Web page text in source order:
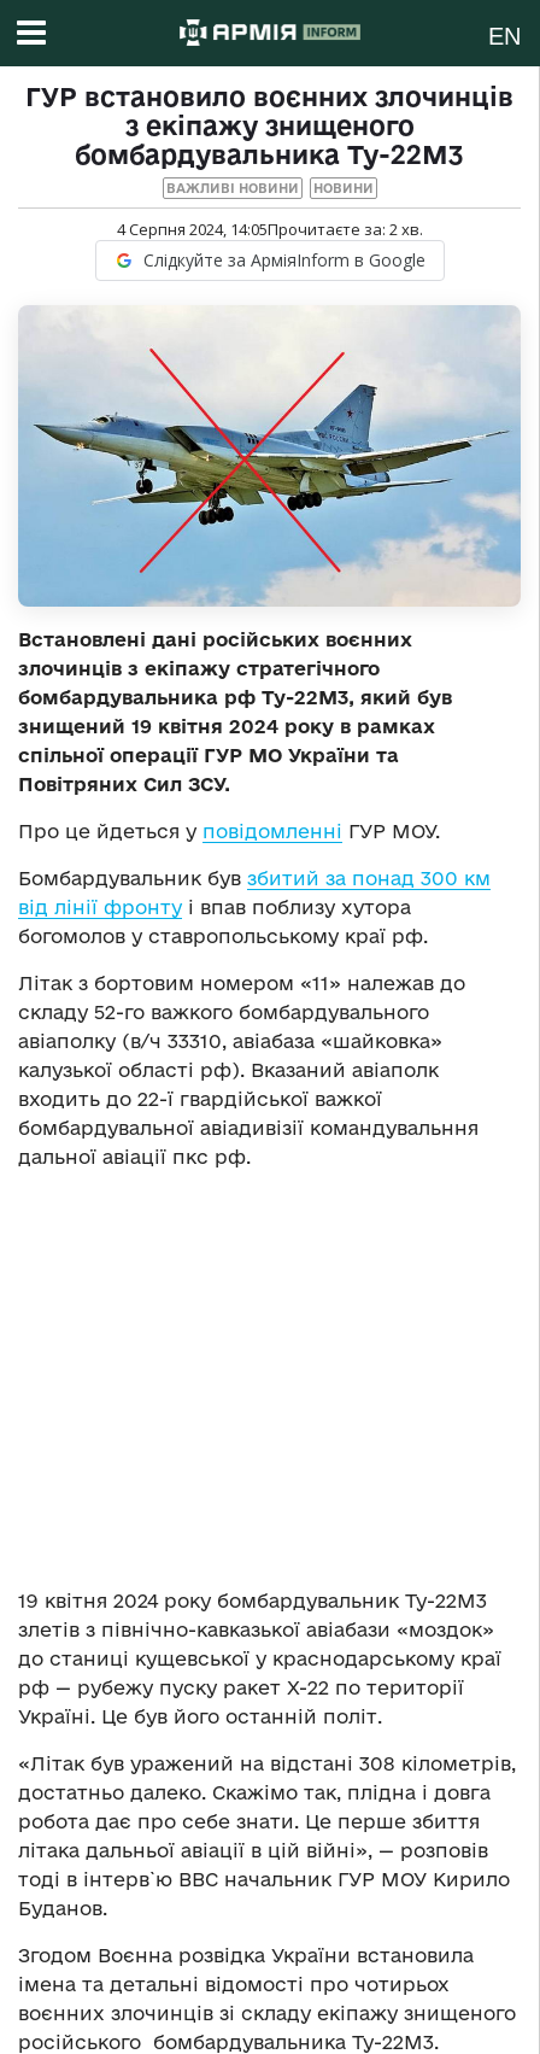
EN
ГУР встановило воєнних злочинців
з екіпажу знищеного
бомбардувальника Ту-22М3
ВАЖЛИВІ НОВИНИ НОВИНИ
4 Серпня 2024, 14:05Прочитаєте за: 2хв.
Слідкуйте за АрміяInform в Google
Встановлені дані російських воєнних
злочинців з екіпажу стратегічного
бомбардувальника рф Ту-22М3, який був
знищений 19 квітня 2024 року в рамках
спільної операції ГУР МО України та
Повітряних Сил ЗСУ.
Про це йдеться у повідомленні ГУР МОУ.
Бомбардувальник був збитий за понад 300 км
від лінії фронту і впав поблизу хутора
богомолов у ставропольському краї рф.
Літак з бортовим номером «11» належав до
складу 52-го важкого бомбардувального
авіаполку (в/ч 33310, авіабаза «шайковка»
калузької області рф). Вказаний авіаполк
входить до 22-ї гвардійської важкої
бомбардувальної авіадивізії командувальння
дальної авіації пкс рф.
19 квітня 2024 року бомбардувальник Ту-22М3
злетів з північно-кавказької авіабази «моздок»
до станиці кущевської у краснодарському краї
рф — рубежу пуску ракет Х-22 по території
Україні. Це був його останній політ.
«Літак був уражений на відстані 308 кілометрів,
достатньо далеко. Скажімо так, плідна і довга
робота дає про себе знати. Це перше збиття
літака дальньої авіації в цій війні», — розповів
тоді в інтерв`ю ВВС начальник ГУР МОУ Кирило
Буданов.
Згодом Воєнна розвідка України встановила
імена та детальні відомості про чотирьох
воєнних злочинців зі складу екіпажу знищеного
російського бомбардувальника Ту-22М3.